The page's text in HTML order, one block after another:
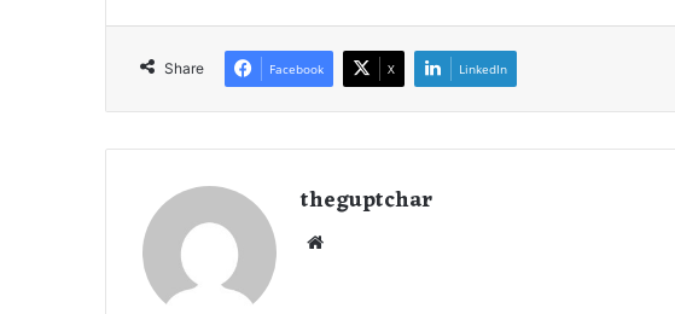
Share Facebook X LinkedIn
theguptchar